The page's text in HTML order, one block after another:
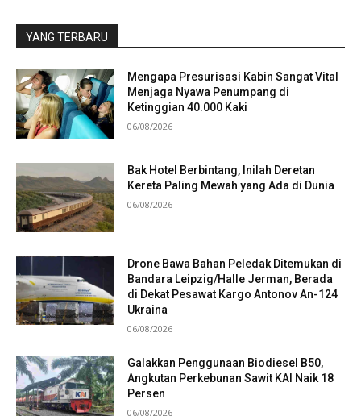
YANG TERBARU
Mengapa Presurisasi Kabin Sangat Vital
Menjaga Nyawa Penumpang di
Ketinggian 40.000 Kaki
06/08/2026
Bak Hotel Berbintang, Inilah Deretan
Kereta Paling Mewah yang Ada di Dunia
06/08/2026
Drone Bawa Bahan Peledak Ditemukan di
Bandara Leipzig/Halle Jerman, Berada
di Dekat Pesawat Kargo Antonov An-124
Ukraina
06/08/2026
Galakkan Penggunaan Biodiesel B50,
Angkutan Perkebunan Sawit KAI Naik 18
Persen
06/08/2026